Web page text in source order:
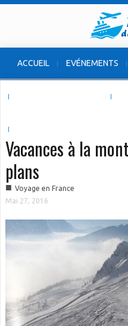
ACCUEIL EVÉNEMENTS
Vacances à la
plans
■ Voyage en France
Mai 27, 2016